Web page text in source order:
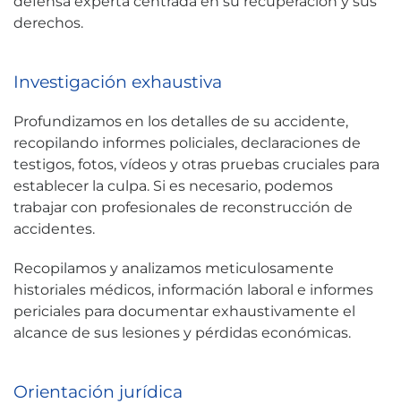
derechos.
Investigación exhaustiva
Profundizamos en los detalles de su accidente,
recopilando informes policiales, declaraciones de
testigos, fotos, vídeos y otras pruebas cruciales para
establecer la culpa. Si es necesario, podemos
trabajar con profesionales de reconstrucción de
accidentes.
Recopilamos y analizamos meticulosamente
historiales médicos, información laboral e informes
periciales para documentar exhaustivamente el
alcance de sus lesiones y pérdidas económicas.
Orientación jurídica